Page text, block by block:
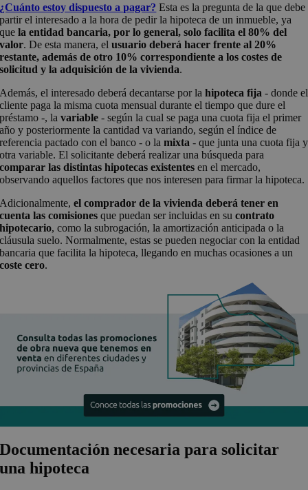
¿Cuánto estoy dispuesto a pagar? Esta es la pregunta de la que debe
partir el interesado a la hora de pedir la hipoteca de un inmueble, ya
quela entidad bancaria, por lo general, solo facilita el 80% del
valor. De esta manera, elusuario deberá hacer frente al 20%
restante, además de otro 10% correspondiente a los costes de
solicitud y la adquisición de la vivienda.
Además, el interesado deberá decantarse por lahipoteca fija - donde el
cliente paga la misma cuota mensual durante el tiempo que dure el
préstamo -, lavariable - según la cual se paga una cuota fija el primer
año y posteriormente la cantidad va variando, según el índice de
referencia pactado con el banco - o lamixta - que junta una cuota fija y
otra variable. El solicitante deberá realizar una búsqueda para
comparar las distintas hipotecas existentes en el mercado,
observando aquellos factores que nos interesen para firmar la hipoteca.
Adicionalmente,el comprador de la vivienda deberá tener en
cuenta las comisiones que puedan ser incluidas en sucontrato
hipotecario, como la subrogación, la amortización anticipada o la
cláusula suelo. Normalmente, estas se pueden negociar con la entidad
bancaria que facilita la hipoteca, llegando en muchas ocasiones a un
coste cero.
Documentación necesaria para solicitar
una hipoteca